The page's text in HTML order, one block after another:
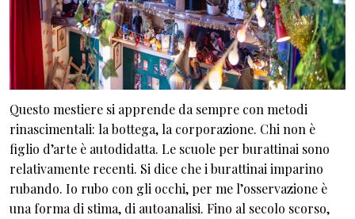
Questo mestiere si apprende da sempre con metodi
rinascimentali: la bottega, la corporazione. Chi non è
figlio d’arte è autodidatta. Le scuole per burattinai sono
relativamente recenti. Si dice che i burattinai imparino
rubando. Io rubo con gli occhi, per me l’osservazione è
una forma di stima, di autoanalisi. Fino al secolo scorso,